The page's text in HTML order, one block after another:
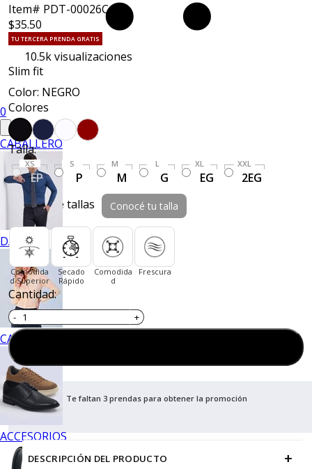
0
CABALLERO
DAMA
CALZADO
ACCESORIOS
Item# PDT-00026C
$35.50
TU TERCERA PRENDA GRATIS
10.5kvisualizaciones
Slim fit
Color: NEGRO
Colores
Talla:
XS
EP
S
P
M
M
L
G
XL
EG
XXL
2EG
Guía de tallas
Conocé tu talla
Comodida
d Superior
Secado
Rápido
Comodida
d
Frescura
Cantidad:
Te faltan 3 prendas para obtener la promoción
DESCRIPCIÓN DEL PRODUCTO +